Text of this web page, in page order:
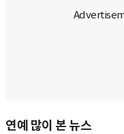
연예 많이 본 뉴스